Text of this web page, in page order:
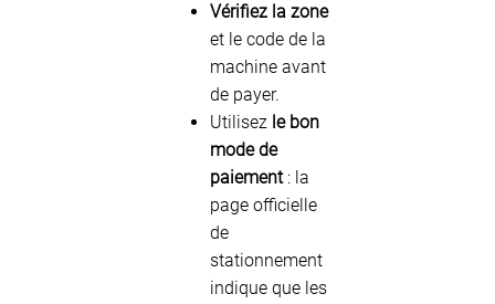
Vérifiez la zone
et le code de la
machine avant
de payer.
Utilisez le bon
mode de
paiement: la
page officielle
de
stationnement
indique que les